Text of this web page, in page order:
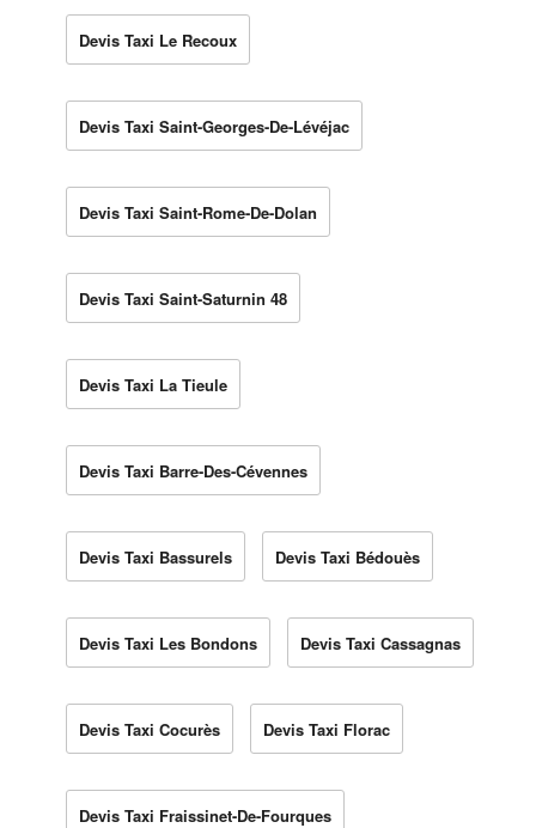
Devis Taxi Le Recoux
Devis Taxi Saint-Georges-De-Lévéjac
Devis Taxi Saint-Rome-De-Dolan
Devis Taxi Saint-Saturnin 48
Devis Taxi La Tieule
Devis Taxi Barre-Des-Cévennes
Devis Taxi Bassurels Devis Taxi Bédouès
Devis Taxi Les Bondons Devis Taxi Cassagnas
Devis Taxi Cocurès Devis Taxi Florac
Devis Taxi Fraissinet-De-Fourques